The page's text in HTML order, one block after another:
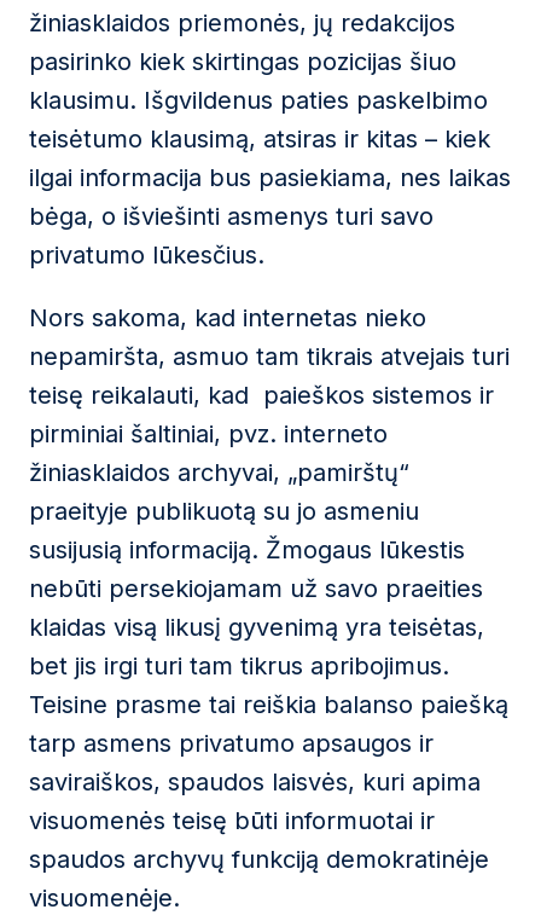
žiniasklaidos priemonės, jų redakcijos
pasirinko kiek skirtingas pozicijas šiuo
klausimu. Išgvildenus paties paskelbimo
teisėtumo klausimą, atsiras ir kitas – kiek
ilgai informacija bus pasiekiama, nes laikas
bėga, o išviešinti asmenys turi savo
privatumo lūkesčius.
Nors sakoma, kad internetas nieko
nepamiršta, asmuo tam tikrais atvejais turi
teisę reikalauti, kad paieškos sistemos ir
pirminiai šaltiniai, pvz. interneto
žiniasklaidos archyvai, „pamirštų“
praeityje publikuotą su jo asmeniu
susijusią informaciją. Žmogaus lūkestis
nebūti persekiojamam už savo praeities
klaidas visą likusį gyvenimą yra teisėtas,
bet jis irgi turi tam tikrus apribojimus.
Teisine prasme tai reiškia balanso paiešką
tarp asmens privatumo apsaugos ir
saviraiškos, spaudos laisvės, kuri apima
visuomenės teisę būti informuotai ir
spaudos archyvų funkciją demokratinėje
visuomenėje.